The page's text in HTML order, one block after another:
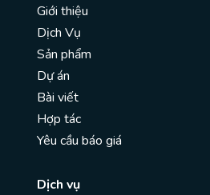
Giới thiệu
Dịch Vụ
Sản phẩm
Dự án
Bài viết
Hợp tác
Yêu cầu báo giá
Dịch vụ